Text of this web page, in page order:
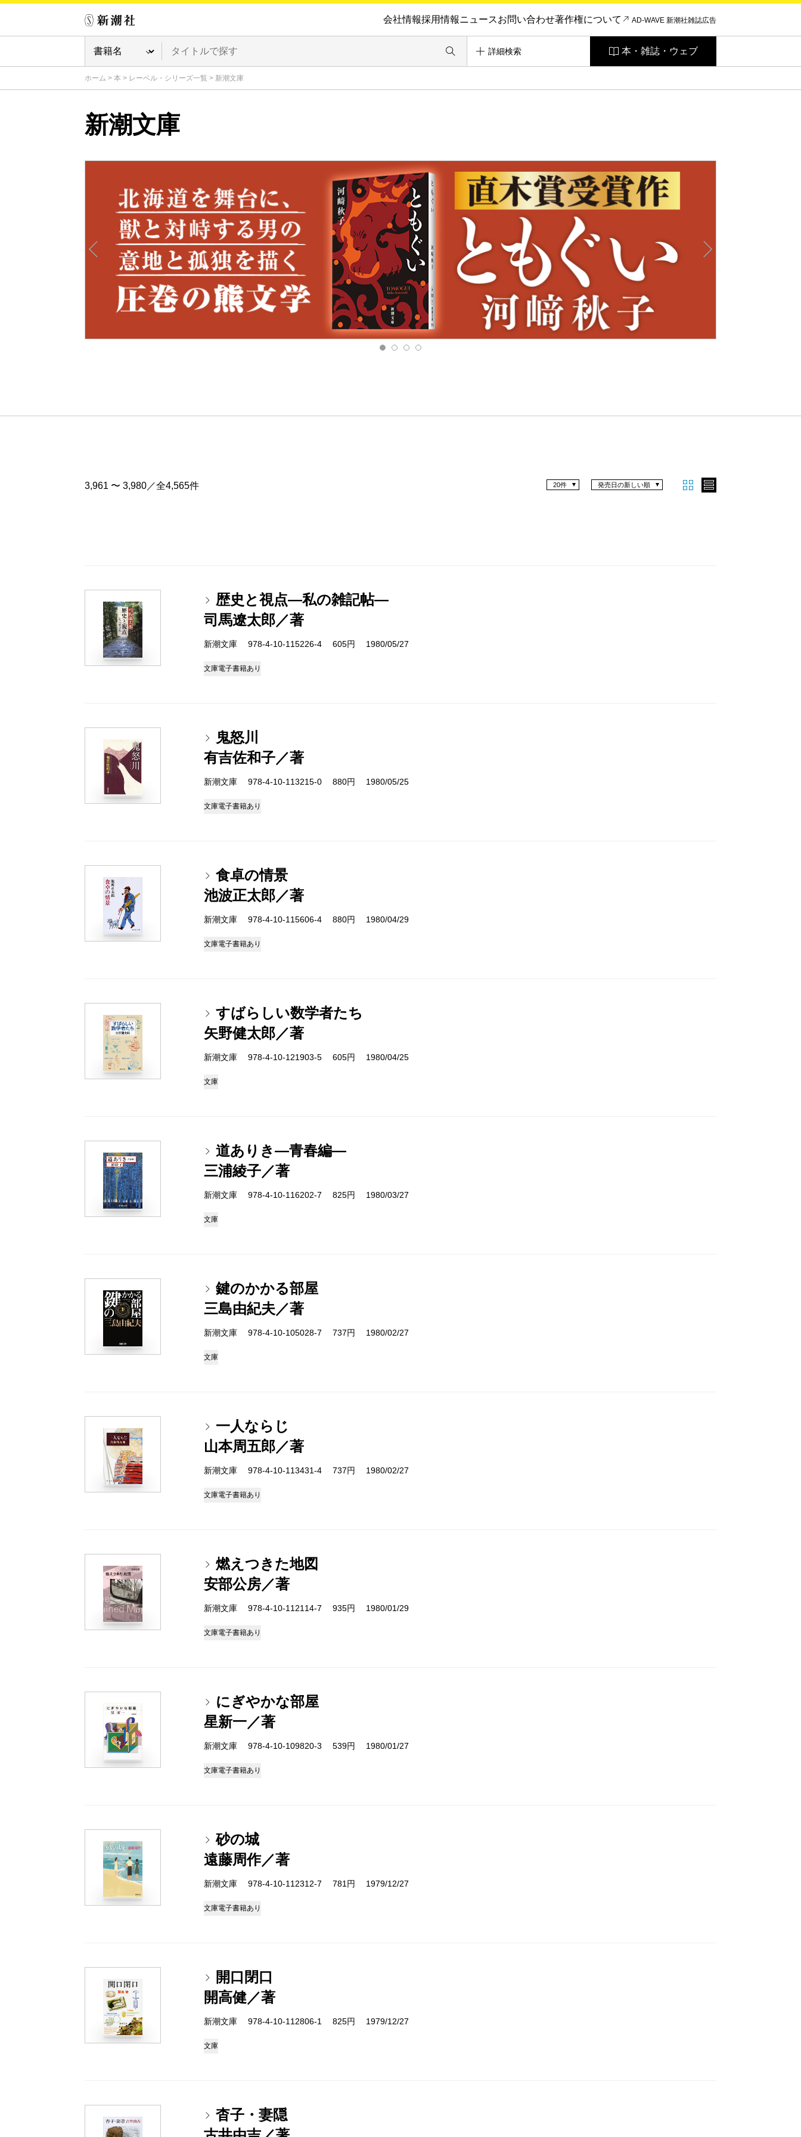
会社情報採用情報ニュースお問い合わせ著作権について AD-WAVE 新潮社雑誌広告
詳細検索 本・雑誌・ウェブ
ホーム > 本 > レーベル・シリーズ一覧 > 新潮文庫
新潮文庫
3,961 〜 3,980／全4,565件 発売日の新しい順
20件
歴史と視点―私の雑記帖―
司馬遼太郎／著
新潮文庫 978-4-10-115226-4 605円 1980/05/27
文庫電子書籍あり
鬼怒川
有吉佐和子／著
新潮文庫 978-4-10-113215-0 880円 1980/05/25
文庫電子書籍あり
食卓の情景
池波正太郎／著
新潮文庫 978-4-10-115606-4 880円 1980/04/29
文庫電子書籍あり
すばらしい数学者たち
矢野健太郎／著
新潮文庫 978-4-10-121903-5 605円 1980/04/25
文庫
道ありき―青春編―
三浦綾子／著
新潮文庫 978-4-10-116202-7 825円 1980/03/27
文庫
鍵のかかる部屋
三島由紀夫／著
新潮文庫 978-4-10-105028-7 737円 1980/02/27
文庫
一人ならじ
山本周五郎／著
新潮文庫 978-4-10-113431-4 737円 1980/02/27
文庫電子書籍あり
燃えつきた地図
安部公房／著
新潮文庫 978-4-10-112114-7 935円 1980/01/29
文庫電子書籍あり
にぎやかな部屋
星新一／著
新潮文庫 978-4-10-109820-3 539円 1980/01/27
文庫電子書籍あり
砂の城
遠藤周作／著
新潮文庫 978-4-10-112312-7 781円 1979/12/27
文庫電子書籍あり
開口閉口
開高健／著
新潮文庫 978-4-10-112806-1 825円 1979/12/27
文庫
杳子・妻隠